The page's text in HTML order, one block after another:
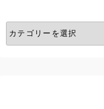
カ
テ